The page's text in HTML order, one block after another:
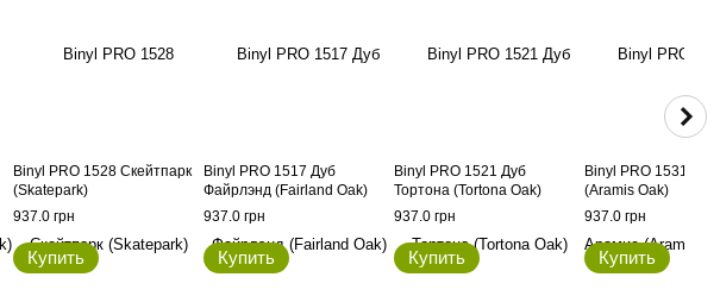
Binyl PRO 1528 Скейтпарк
(Skatepark)
937.0 грн
Купить
Binyl PRO 1517 Дуб
Файрлэнд (Fairland Oak)
937.0 грн
Купить
Binyl PRO 1521 Дуб
Тортона (Tortona Oak)
937.0 грн
Купить
Binyl PRO 1531
(Aramis Oak)
937.0 грн
Купить